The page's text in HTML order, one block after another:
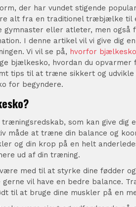
der har vundet stigende
alt fra en traditionel træbjælke til
gymnaster eller atleter, men
I denne artikel vil vi give dig
Vi vil se på, hvorfor
bjælkesko, hvordan du
tips til at træne sikkert og
for begyndere.
som kan give dig
måde at træne din balance og
og din krop på en helt
ud af din træning.
med til at styrke dine fødder
vil have en bedre balance.
til at bruge dine muskler på en